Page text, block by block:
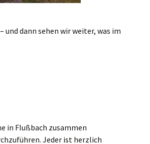
dann sehen wir weiter, was im
in Flußbach zusammen
Jeder ist herzlich